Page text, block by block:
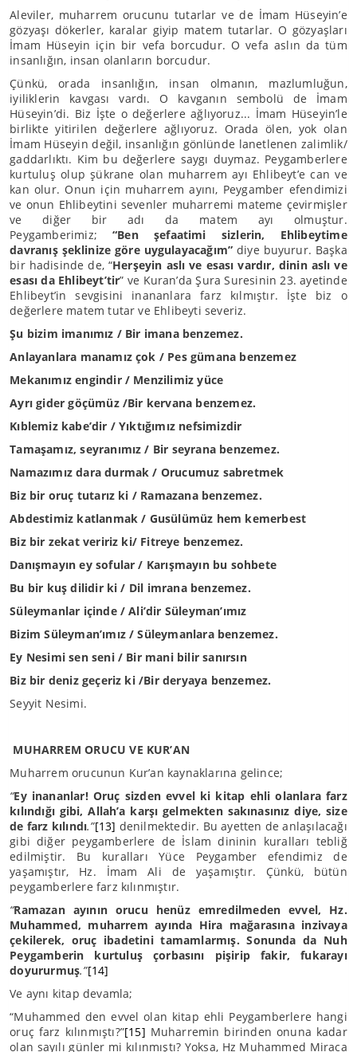
Aleviler, muharrem orucunu tutarlar ve de İmam Hüseyin’e
gözyaşı dökerler, karalar giyip matem tutarlar. O gözyaşları
İmam Hüseyin için bir vefa borcudur. O vefa aslın da tüm
insanlığın, insan olanların borcudur.
Çünkü, orada insanlığın, insan olmanın, mazlumluğun,
iyiliklerin kavgası vardı. O kavganın sembolü de İmam
Hüseyin’di. Biz İşte o değerlere ağlıyoruz... İmam Hüseyin’le
birlikte yitirilen değerlere ağlıyoruz. Orada ölen, yok olan
İmam Hüseyin değil, insanlığın gönlünde lanetlenen zalimlik/
gaddarlıktı. Kim bu değerlere saygı duymaz. Peygamberlere
kurtuluş olup şükrane olan muharrem ayı Ehlibeyt’e can ve
kan olur. Onun için muharrem ayını, Peygamber efendimizi
ve onun Ehlibeytini sevenler muharremi mateme çevirmişler
ve diğer bir adı da matem ayı olmuştur.
Peygamberimiz;“Ben şefaatimi sizlerin, Ehlibeytime
davranış şeklinize göre uygulayacağım” diye buyurur. Başka
bir hadisinde de, “Herşeyin aslı ve esası vardır, dinin aslı ve
esası da Ehlibeyt’tir” ve Kuran’da Şura Suresinin 23. ayetinde
Ehlibeyt’in sevgisini inananlara farz kılmıştır. İşte biz o
değerlere matem tutar ve Ehlibeyti severiz.
Şu bizim imanımız / Bir imana benzemez.
Anlayanlara manamız çok / Pes gümana benzemez
Mekanımız engindir / Menzilimiz yüce
Ayrı gider göçümüz /Bir kervana benzemez.
Kıblemiz kabe’dir / Yıktığımız nefsimizdir
Tamaşamız, seyranımız / Bir seyrana benzemez.
Namazımız dara durmak / Orucumuz sabretmek
Biz bir oruç tutarız ki / Ramazana benzemez.
Abdestimiz katlanmak / Gusülümüz hem kemerbest
Biz bir zekat veririz ki/ Fitreye benzemez.
Danışmayın ey sofular / Karışmayın bu sohbete
Bu bir kuş dilidir ki / Dil imrana benzemez.
Süleymanlar içinde / Ali’dir Süleyman’ımız
Bizim Süleyman’ımız / Süleymanlara benzemez.
Ey Nesimi sen seni / Bir mani bilir sanırsın
Biz bir deniz geçeriz ki /Bir deryaya benzemez.
Seyyit Nesimi.
MUHARREM ORUCU VE KUR’AN
Muharrem orucunun Kur’an kaynaklarına gelince;
“Ey inananlar! Oruç sizden evvel ki kitap ehli olanlara farz
kılındığı gibi, Allah’a karşı gelmekten sakınasınız diye, size
de farz kılındı.”[13] denilmektedir. Bu ayetten de anlaşılacağı
gibi diğer peygamberlere de İslam dininin kuralları tebliğ
edilmiştir. Bu kuralları Yüce Peygamber efendimiz de
yaşamıştır, Hz. İmam Ali de yaşamıştır. Çünkü, bütün
peygamberlere farz kılınmıştır.
“Ramazan ayının orucu henüz emredilmeden evvel, Hz.
Muhammed, muharrem ayında Hira mağarasına inzivaya
çekilerek, oruç ibadetini tamamlarmış. Sonunda da Nuh
Peygamberin kurtuluş çorbasını pişirip fakir, fukarayı
doyururmuş.”[14]
Ve aynı kitap devamla;
“Muhammed den evvel olan kitap ehli Peygamberlere hangi
oruç farz kılınmıştı?”[15] Muharremin birinden onuna kadar
olan sayılı günler mi kılınmıştı? Yoksa, Hz Muhammed Miraca